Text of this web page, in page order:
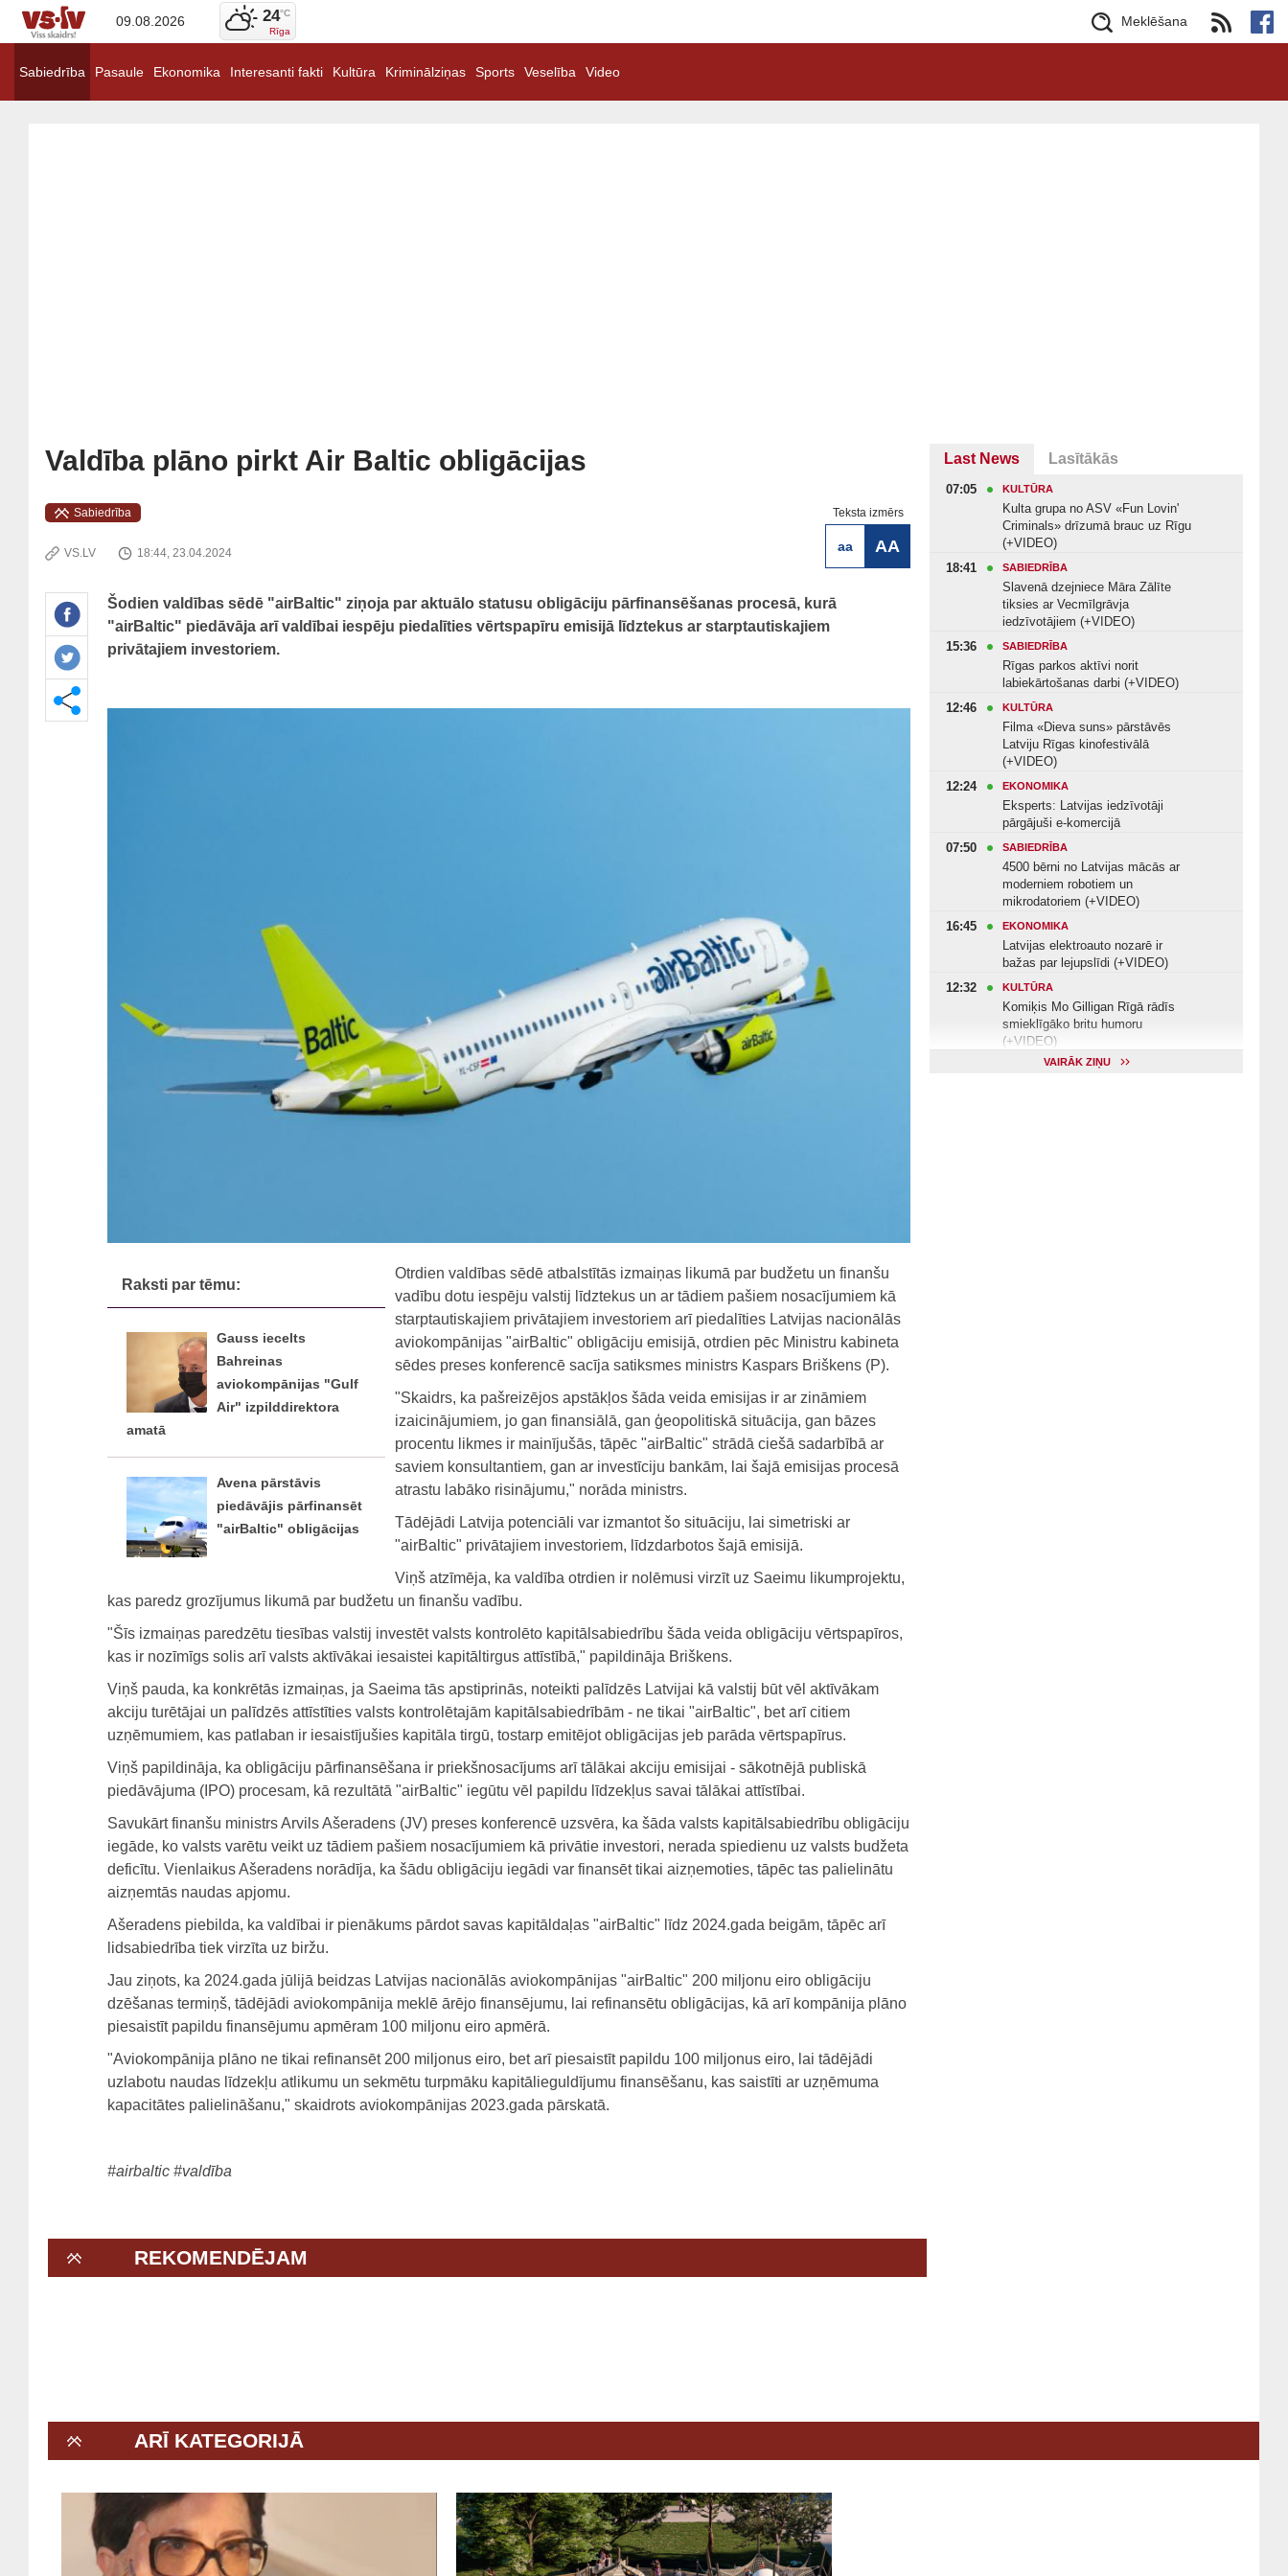
09.08.2026 24°C
Rīga
Meklēšana
Sabiedrība Pasaule Ekonomika Interesanti fakti Kultūra Kriminālziņas Sports Veselība Video
Valdība plāno pirkt Air Baltic obligācijas
Teksta izmērs
aa AA
Sabiedrība
VS.LV 18:44, 23.04.2024
Šodien valdības sēdē "airBaltic" ziņoja par aktuālo statusu obligāciju pārfinansēšanas procesā, kurā
"airBaltic" piedāvāja arī valdībai iespēju piedalīties vērtspapīru emisijā līdztekus ar starptautiskajiem
privātajiem investoriem.
Raksti par tēmu:
Gauss iecelts
Bahreinas
aviokompānijas "Gulf
Air" izpilddirektora
amatā
Avena pārstāvis
piedāvājis pārfinansēt
"airBaltic" obligācijas
Otrdien valdības sēdē atbalstītās izmaiņas likumā par budžetu un finanšu
vadību dotu iespēju valstij līdztekus un ar tādiem pašiem nosacījumiem kā
starptautiskajiem privātajiem investoriem arī piedalīties Latvijas nacionālās
aviokompānijas "airBaltic" obligāciju emisijā, otrdien pēc Ministru kabineta
sēdes preses konferencē sacīja satiksmes ministrs Kaspars Briškens (P).
"Skaidrs, ka pašreizējos apstākļos šāda veida emisijas ir ar zināmiem
izaicinājumiem, jo gan finansiālā, gan ģeopolitiskā situācija, gan bāzes
procentu likmes ir mainījušās, tāpēc "airBaltic" strādā ciešā sadarbībā ar
saviem konsultantiem, gan ar investīciju bankām, lai šajā emisijas procesā
atrastu labāko risinājumu," norāda ministrs.
Tādējādi Latvija potenciāli var izmantot šo situāciju, lai simetriski ar
"airBaltic" privātajiem investoriem, līdzdarbotos šajā emisijā.
Viņš atzīmēja, ka valdība otrdien ir nolēmusi virzīt uz Saeimu likumprojektu,
kas paredz grozījumus likumā par budžetu un finanšu vadību.
"Šīs izmaiņas paredzētu tiesības valstij investēt valsts kontrolēto kapitālsabiedrību šāda veida obligāciju vērtspapīros,
kas ir nozīmīgs solis arī valsts aktīvākai iesaistei kapitāltirgus attīstībā," papildināja Briškens.
Viņš pauda, ka konkrētās izmaiņas, ja Saeima tās apstiprinās, noteikti palīdzēs Latvijai kā valstij būt vēl aktīvākam
akciju turētājai un palīdzēs attīstīties valsts kontrolētajām kapitālsabiedrībām - ne tikai "airBaltic", bet arī citiem
uzņēmumiem, kas patlaban ir iesaistījušies kapitāla tirgū, tostarp emitējot obligācijas jeb parāda vērtspapīrus.
Viņš papildināja, ka obligāciju pārfinansēšana ir priekšnosacījums arī tālākai akciju emisijai - sākotnējā publiskā
piedāvājuma (IPO) procesam, kā rezultātā "airBaltic" iegūtu vēl papildu līdzekļus savai tālākai attīstībai.
Savukārt finanšu ministrs Arvils Ašeradens (JV) preses konferencē uzsvēra, ka šāda valsts kapitālsabiedrību obligāciju
iegāde, ko valsts varētu veikt uz tādiem pašiem nosacījumiem kā privātie investori, nerada spiedienu uz valsts budžeta
deficītu. Vienlaikus Ašeradens norādīja, ka šādu obligāciju iegādi var finansēt tikai aizņemoties, tāpēc tas palielinātu
aizņemtās naudas apjomu.
Ašeradens piebilda, ka valdībai ir pienākums pārdot savas kapitāldaļas "airBaltic" līdz 2024.gada beigām, tāpēc arī
lidsabiedrība tiek virzīta uz biržu.
Jau ziņots, ka 2024.gada jūlijā beidzas Latvijas nacionālās aviokompānijas "airBaltic" 200 miljonu eiro obligāciju
dzēšanas termiņš, tādējādi aviokompānija meklē ārējo finansējumu, lai refinansētu obligācijas, kā arī kompānija plāno
piesaistīt papildu finansējumu apmēram 100 miljonu eiro apmērā.
"Aviokompānija plāno ne tikai refinansēt 200 miljonus eiro, bet arī piesaistīt papildu 100 miljonus eiro, lai tādējādi
uzlabotu naudas līdzekļu atlikumu un sekmētu turpmāku kapitālieguldījumu finansēšanu, kas saistīti ar uzņēmuma
kapacitātes palielināšanu," skaidrots aviokompānijas 2023.gada pārskatā.
#airbaltic #valdība
REKOMENDĒJAM
Last News Lasītākās
07:05 KULTŪRA
Kulta grupa no ASV «Fun Lovin'
Criminals» drīzumā brauc uz Rīgu
(+VIDEO)
18:41
SABIEDRĪBA
Slavenā dzejniece Māra Zālīte
tiksies ar Vecmīlgrāvja
iedzīvotājiem (+VIDEO)
15:36
SABIEDRĪBA
Rīgas parkos aktīvi norit
labiekārtošanas darbi (+VIDEO)
12:46
KULTŪRA
Filma «Dieva suns» pārstāvēs
Latviju Rīgas kinofestivālā
(+VIDEO)
12:24
EKONOMIKA
Eksperts: Latvijas iedzīvotāji
pārgājuši e-komercijā
07:50
SABIEDRĪBA
4500 bērni no Latvijas mācās ar
moderniem robotiem un
mikrodatoriem (+VIDEO)
16:45
EKONOMIKA
Latvijas elektroauto nozarē ir
bažas par lejupslīdi (+VIDEO)
12:32
KULTŪRA
Komiķis Mo Gilligan Rīgā rādīs
smieklīgāko britu humoru
(+VIDEO)
VESELĪBAVAIRĀK ZIŅU
ARĪ KATEGORIJĀ